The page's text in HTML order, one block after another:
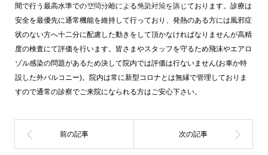
2022.01.23 2022.01.24
間で行う最高水準での空間分離による感染対策を講じております。診療は
安全を最優先に通常機能を維持して行っており、発熱のある方には風邪症
状のない方へ十二分に配慮した動きをして頂かなければなりませんが高精
度の検査にて評価を行います。皆さまやスタッフを守るため飛沫やエアロ
ゾル感染の問題があるため決して院内では評価は行ないません(お車か特
設した外バルコニー)。院内は常に新型コロナとは無縁で管理しておりま
すので通常の診察でご来院になられる方はご安心下さい。